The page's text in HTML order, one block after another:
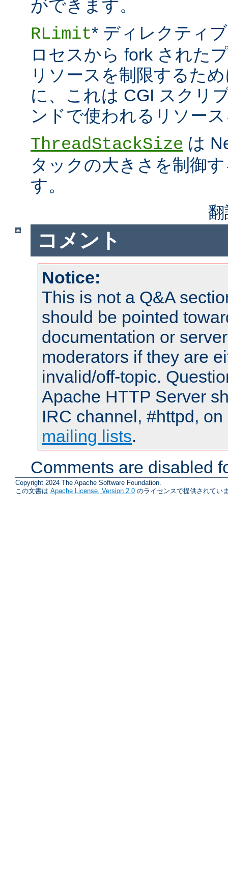
ができます。
RLimit* ディレクティ
ロセスから fork された
リソースを制限するた
に、これは CGI スクリ
ンドで使われるリソー
ThreadStackSize は
タックの大きさを制御
す。
コメント
Notice:
This is not a Q&A
should be pointed
documentation or
moderators if they are
invalid/off-topic.
Apache HTTP Server
IRC channel, #httpd,
mailing lists.
Comments are disabled
Copyright 2024 The Apache Software Foundation.
この文書は Apache License, Version 2.0 のライセンスで提供されてい